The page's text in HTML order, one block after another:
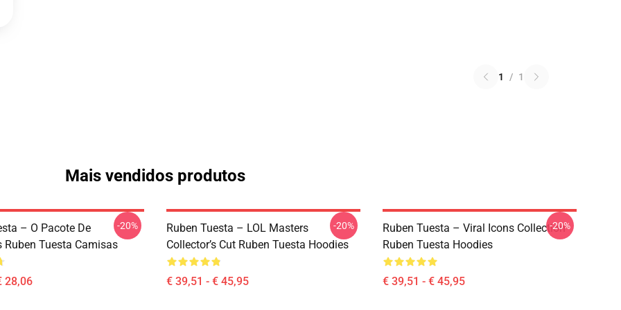
1 / 1
Mais vendidos produtos
– O Pacote De
Ruben Tuesta Camisas
28,06
-20%
Ruben Tuesta – LOL Masters
Collector’s Cut Ruben Tuesta Hoodies
€ 39,51 - € 45,95
-20%
Ruben Tuesta – Viral Icons Collection
Ruben Tuesta Hoodies
€ 39,51 - € 45,95
-20%